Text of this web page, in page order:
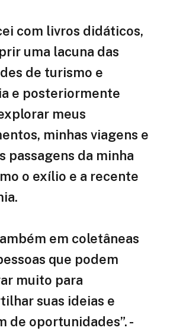
com livros didáticos,
uma lacuna das
de turismo e
e posteriormente
meus
minhas viagens e
passagens da minha
o exílio e a recente
em coletâneas
que podem
muito para
suas ideias e
de oportunidades”. -